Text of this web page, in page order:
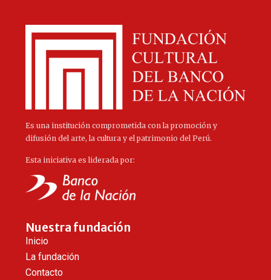
Es una institución comprometida con la promoción y
difusión del arte, la cultura y el patrimonio del Perú.
Esta iniciativa es liderada por:
Nuestra fundación
Inicio
La fundación
Contacto